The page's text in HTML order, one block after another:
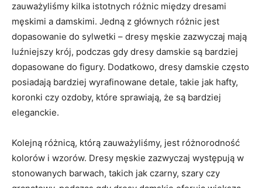
‌zauważyliśmy kilka istotnych różnic między dresami
męskimi a ‌damskimi. Jedną z⁣ głównych różnic​ jest
dopasowanie do sylwetki – dresy męskie zazwyczaj mają
luźniejszy krój, podczas gdy dresy damskie są bardziej
dopasowane do figury. Dodatkowo, dresy‍ damskie często
‌posiadają bardziej wyrafinowane ‍detale, takie ⁢jak hafty,
koronki czy⁤ ozdoby, ‌które sprawiają, że są bardziej
eleganckie.
Kolejną różnicą, którą zauważyliśmy, jest różnorodność
kolorów i wzorów. Dresy męskie zazwyczaj​ występują​ w
stonowanych‍ barwach, ‌takich ​jak‌ czarny, szary czy